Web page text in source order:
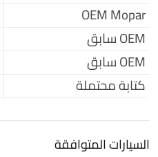
OEM Mopar
OEM سابق
OEM سابق
كتابة محتملة
السيارات المتوافقة